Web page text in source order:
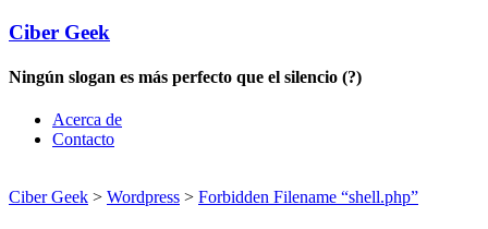
Ciber Geek
Ningún slogan es más perfecto que el silencio (?)
Acerca de
Contacto
Ciber Geek > Wordpress > Forbidden Filename “shell.php”